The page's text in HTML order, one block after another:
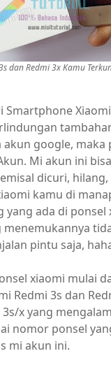
dan Redmi 3x Kamu
Smartphone
akun google,
Mi akun ini
dicuri,
kamu di
yang ada di
pintu saja,
xiaomi mulai
Redmi 3s dan
x yang
nomor ponsel
mi akun ini.